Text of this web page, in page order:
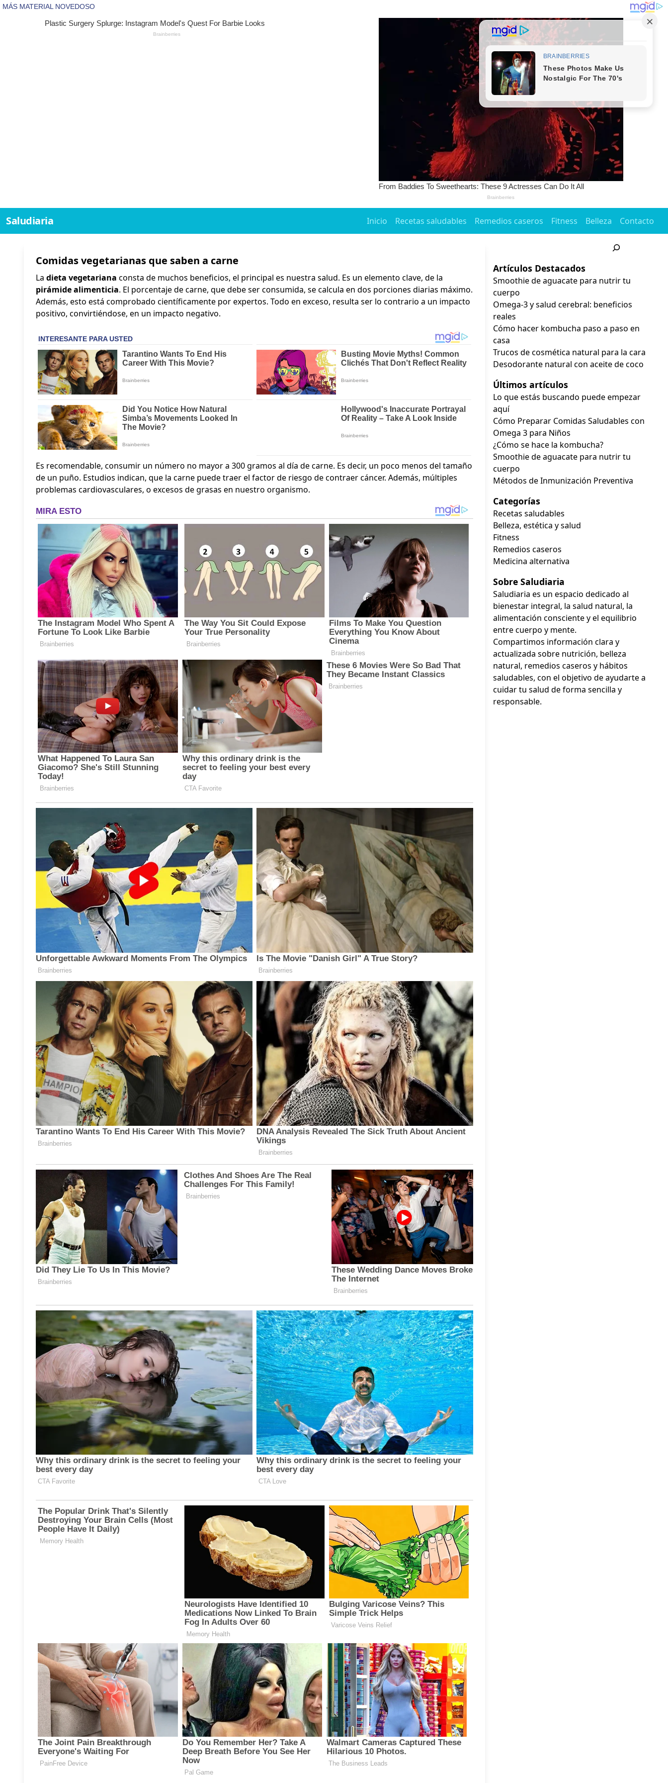
Saludiaria Inicio Recetas saludables Remedios caseros Fitness Belleza Contacto
Comidas vegetarianas que saben a carne
La dieta vegetariana consta de muchos beneficios, el principal es nuestra salud. Es un elemento clave, de la
pirámide alimenticia. El porcentaje de carne, que debe ser consumida, se calcula en dos porciones diarias máximo.
Además, esto está comprobado científicamente por expertos. Todo en exceso, resulta ser lo contrario a un impacto
positivo, convirtiéndose, en un impacto negativo.
Es recomendable, consumir un número no mayor a 300 gramos al día de carne. Es decir, un poco menos del tamaño
de un puño. Estudios indican, que la carne puede traer el factor de riesgo de contraer cáncer. Además, múltiples
problemas cardiovasculares, o excesos de grasas en nuestro organismo.
Artículos Destacados
Smoothie de aguacate para nutrir tu
cuerpo
Omega-3 y salud cerebral: beneficios
reales
Cómo hacer kombucha paso a paso en
casa
Trucos de cosmética natural para la cara
Desodorante natural con aceite de coco
Últimos artículos
Lo que estás buscando puede empezar
aquí
Cómo Preparar Comidas Saludables con
Omega 3 para Niños
¿Cómo se hace la kombucha?
Smoothie de aguacate para nutrir tu
cuerpo
Métodos de Inmunización Preventiva
Categorías
Recetas saludables
Belleza, estética y salud
Fitness
Remedios caseros
Medicina alternativa
Sobre Saludiaria
Saludiaria es un espacio dedicado al
bienestar integral, la salud natural, la
alimentación consciente y el equilibrio
entre cuerpo y mente.
Compartimos información clara y
actualizada sobre nutrición, belleza
natural, remedios caseros y hábitos
saludables, con el objetivo de ayudarte a
cuidar tu salud de forma sencilla y
responsable.